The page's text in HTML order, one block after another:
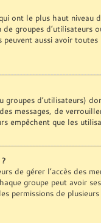
ont le plus haut
groupes
aussi avoir
groupes d’utilisateurs)
messages, de
empêchent que les
de gérer l’accès des
groupe peut avoir
permissions de